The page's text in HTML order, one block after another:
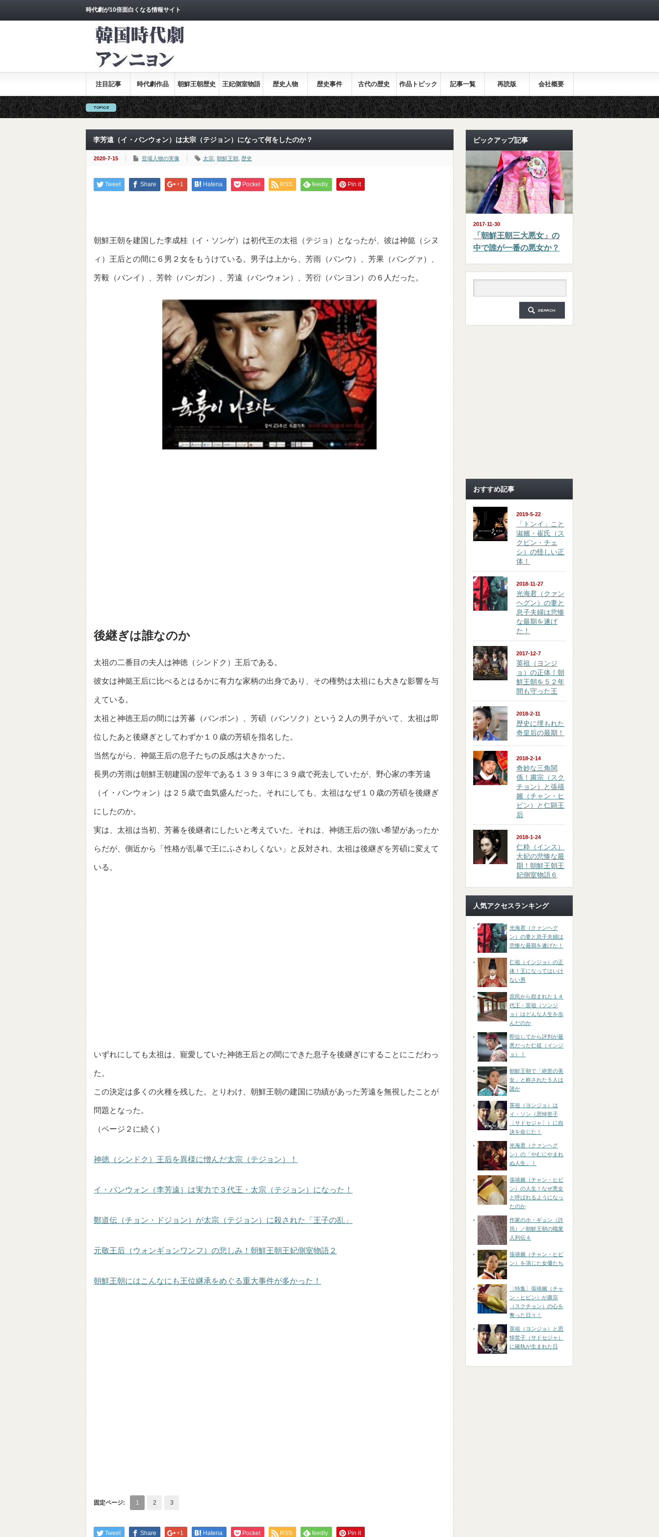
時代劇が10倍面白くなる情報サイト
注目記事 時代劇作品 朝鮮王朝歴史
全集
王妃側室物語 歴史人物 歴史事件 古代の歴史 作品トピック
ス
記事一覧 再読版 会社概要
李芳遠（イ・バンウォン）は太宗（テジョン）になって何をしたのか？
2020-7-15 登場人物の実像 太宗 朝鮮王朝 歴史
Tweet Share +1 Hatena Pocket RSS feedly Pin it
朝鮮王朝を建国した李成桂（イ・ソンゲ）は初代王の太祖（テジョ）となったが、彼は神懿（シヌ
ィ）王后との間に６男２女をもうけている。男子は上から、芳雨（バンウ）、芳果（バングァ）、
芳毅（バンイ）、芳幹（バンガン）、芳遠（バンウォン）、芳衍（バンヨン）の６人だった。
後継ぎは誰なのか
太祖の二番目の夫人は神徳（シンドク）王后である。
彼女は神懿王后に比べるとはるかに有力な家柄の出身であり、その権勢は太祖にも大きな影響を与
えている。
太祖と神徳王后の間には芳蕃（バンボン）、芳碩（バンソク）という２人の男子がいて、太祖は即
位したあと後継ぎとしてわずか１０歳の芳碩を指名した。
当然ながら、神懿王后の息子たちの反感は大きかった。
長男の芳雨は朝鮮王朝建国の翌年である１３９３年に３９歳で死去していたが、野心家の李芳遠
（イ・バンウォン）は２５歳で血気盛んだった。それにしても、太祖はなぜ１０歳の芳碩を後継ぎ
にしたのか。
実は、太祖は当初、芳蕃を後継者にしたいと考えていた。それは、神徳王后の強い希望があったか
らだが、側近から「性格が乱暴で王にふさわしくない」と反対され、太祖は後継ぎを芳碩に変えて
いる。
いずれにしても太祖は、寵愛していた神徳王后との間にできた息子を後継ぎにすることにこだわっ
た。
この決定は多くの火種を残した。とりわけ、朝鮮王朝の建国に功績があった芳遠を無視したことが
問題となった。
（ページ２に続く）
神徳（シンドク）王后を異様に憎んだ太宗（テジョン）！
イ・バンウォン（李芳遠）は実力で３代王・太宗（テジョン）になった！
鄭道伝（チョン・ドジョン）が太宗（テジョン）に殺された「王子の乱」
元敬王后（ウォンギョンワンフ）の悲しみ！朝鮮王朝王妃側室物語２
朝鮮王朝にはこんなにも王位継承をめぐる重大事件が多かった！
固定ページ: 1 2 3
Tweet Share +1 Hatena Pocket RSS feedly Pin it
ピックアップ記事
2017-11-30
「朝鮮王朝三大悪女」の
中で誰が一番の悪女か？
おすすめ記事
2019-5-22
「トンイ」こと
淑嬪・崔氏（ス
クピン・チェ
シ）の怪しい正
体！
2018-11-27
光海君（クァン
ヘグン）の妻と
息子夫婦は悲惨
な最期を遂げ
た！
2017-12-7
英祖（ヨンジ
ョ）の正体！朝
鮮王朝を５２年
間も守った王
2018-2-11
歴史に埋もれた
奇皇后の最期！
2018-2-14
奇妙な三角関
係！粛宗（スク
チョン）と張禧
嬪（チャン・ヒ
ビン）と仁顕王
后
2018-1-24
仁粋（インス）
大妃の悲惨な最
期！朝鮮王朝王
妃側室物語６
人気アクセスランキング
光海君（クァンヘグ
ン）の妻と息子夫婦は
悲惨な最期を遂げた！
仁祖（インジョ）の正
体！王になってはいけ
ない男
庶民から怨まれた１４
代王・宣祖（ソンジ
ョ）はどんな人生を歩
んだのか
即位してから評判が最
悪だった仁祖（インジ
ョ）！
朝鮮王朝で「絶世の美
女」と称された５人は
誰か
英祖（ヨンジョ）は
イ・ソン（思悼世子
〔サドセジャ〕）に自
決を命じた！
光海君（クァンヘグ
ン）の「やむにやまれ
ぬ人生」！
張禧嬪（チャン・ヒビ
ン）の人生！なぜ悪女
と呼ばれるようになっ
たのか
作家のホ・ギュン（許
筠）／朝鮮王朝の職業
人列伝４
張禧嬪（チャン・ヒビ
ン）を演じた女優たち
〔特集〕張禧嬪（チャ
ン・ヒビン）が粛宗
（スクチョン）の心を
奪った日々！
英祖（ヨンジョ）と思
悼世子（サドセジャ）
に確執が生まれた日